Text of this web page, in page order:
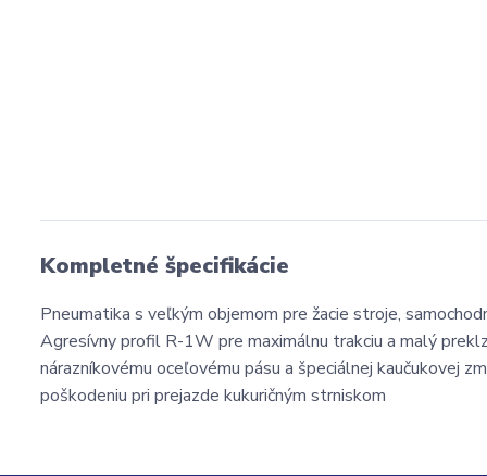
Kompletné špecifikácie
Pneumatika s veľkým objemom pre žacie stroje,
Agresívny profil R-1W pre maximálnu trakciu a malý
nárazníkovému oceľovému pásu a špeciálnej kaučukovej
poškodeniu pri prejazde kukuričným strniskom